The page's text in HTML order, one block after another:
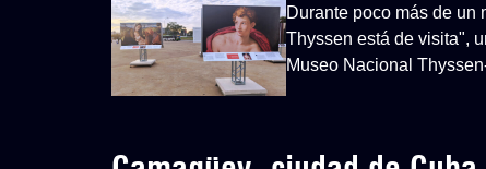
Durante poco más de un
Thyssen está de visita",
Museo Nacional